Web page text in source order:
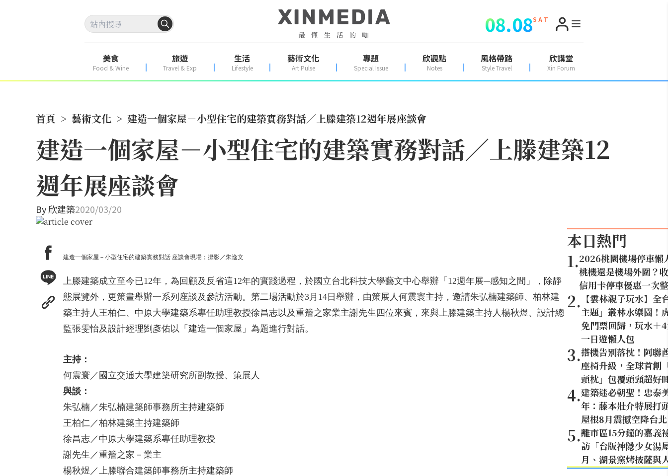
08.08S A T
美食
Food & Wine
旅遊
Travel & Exp
生活
Lifestyle
藝術文化
Art Pulse
專題
Special Issue
欣觀點
Notes
風格帶路
Style Travel
欣講堂
Xin Forum
首頁 > 藝術文化 > 建造一個家屋－小型住宅的建築實務對話／上滕建築12週年展座談會
建造一個家屋－小型住宅的建築實務對話／上滕建築12
週年展座談會
By欣建築2020/03/20
建造一個家屋－小型住宅的建築實務對話 座談會現場；攝影／朱逸文
上滕建築成立至今已12年，為回顧及反省這12年的實踐過程，於國立台北科技大學藝文中心舉辦「12週年展─感知之間」，除靜
態展覽外，更策畫舉辦一系列座談及參訪活動。第二場活動於3月14日舉辦，由策展人何震寰主持，邀請朱弘楠建築師、柏林建
築主持人王柏仁、中原大學建築系專任助理教授徐昌志以及重簷之家業主謝先生四位來賓，來與上滕建築主持人楊秋煜、設計總
監張雯怡及設計經理劉彥佑以「建造一個家屋」為題進行對話。
主持：
何震寰／國立交通大學建築研究所副教授、策展人
與談：
朱弘楠／朱弘楠建築師事務所主持建築師
王柏仁／柏林建築主持建築師
徐昌志／中原大學建築系專任助理教授
謝先生／重簷之家－業主
楊秋煜／上滕聯合建築師事務所主持建築師
本日熱門
1.2026桃園機場停車懶
桃機還是機場外圍？
信用卡停車優惠一次
2. 【雲林親子玩水】全
主題」叢林水樂園！
免門票回歸，玩水＋
一日遊懶人包
3.搭機告別落枕！阿聯
座椅升級，全球首
頭枕」包覆頭頸超好
4.建築迷必朝聖！忠泰
年：藤本壯介特展打
屋根8月震撼空降台北
5.離市區15分鐘的嘉義
訪「台版神隱少女湯
月、湖景窯烤披薩與